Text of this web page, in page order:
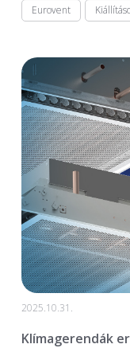
Eurovent
2025.10.31.
Klímagerendák